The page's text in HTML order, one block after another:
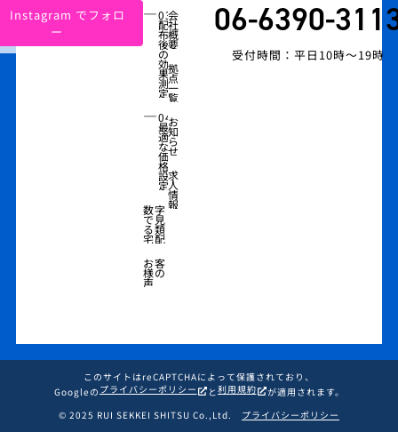
Instagram でフォロ
ー
―03
配
布
後
の
効
果
測
定
―04
最
適
な
価
格
設
定
数字
で見
る類
宅配
お客
様の
声
会
社
概
要
拠
点
一
覧
お
知
ら
せ
求
人
情
報
06-6390-
受付時間：平日10時～19時
このサイトはreCAPTCHAによって保護されており、
Googleの プライバシーポリシー と 利用規約
が適用されます。
© 2025 RUI SEKKEI SHITSU Co.,Ltd. プライバシーポリシー